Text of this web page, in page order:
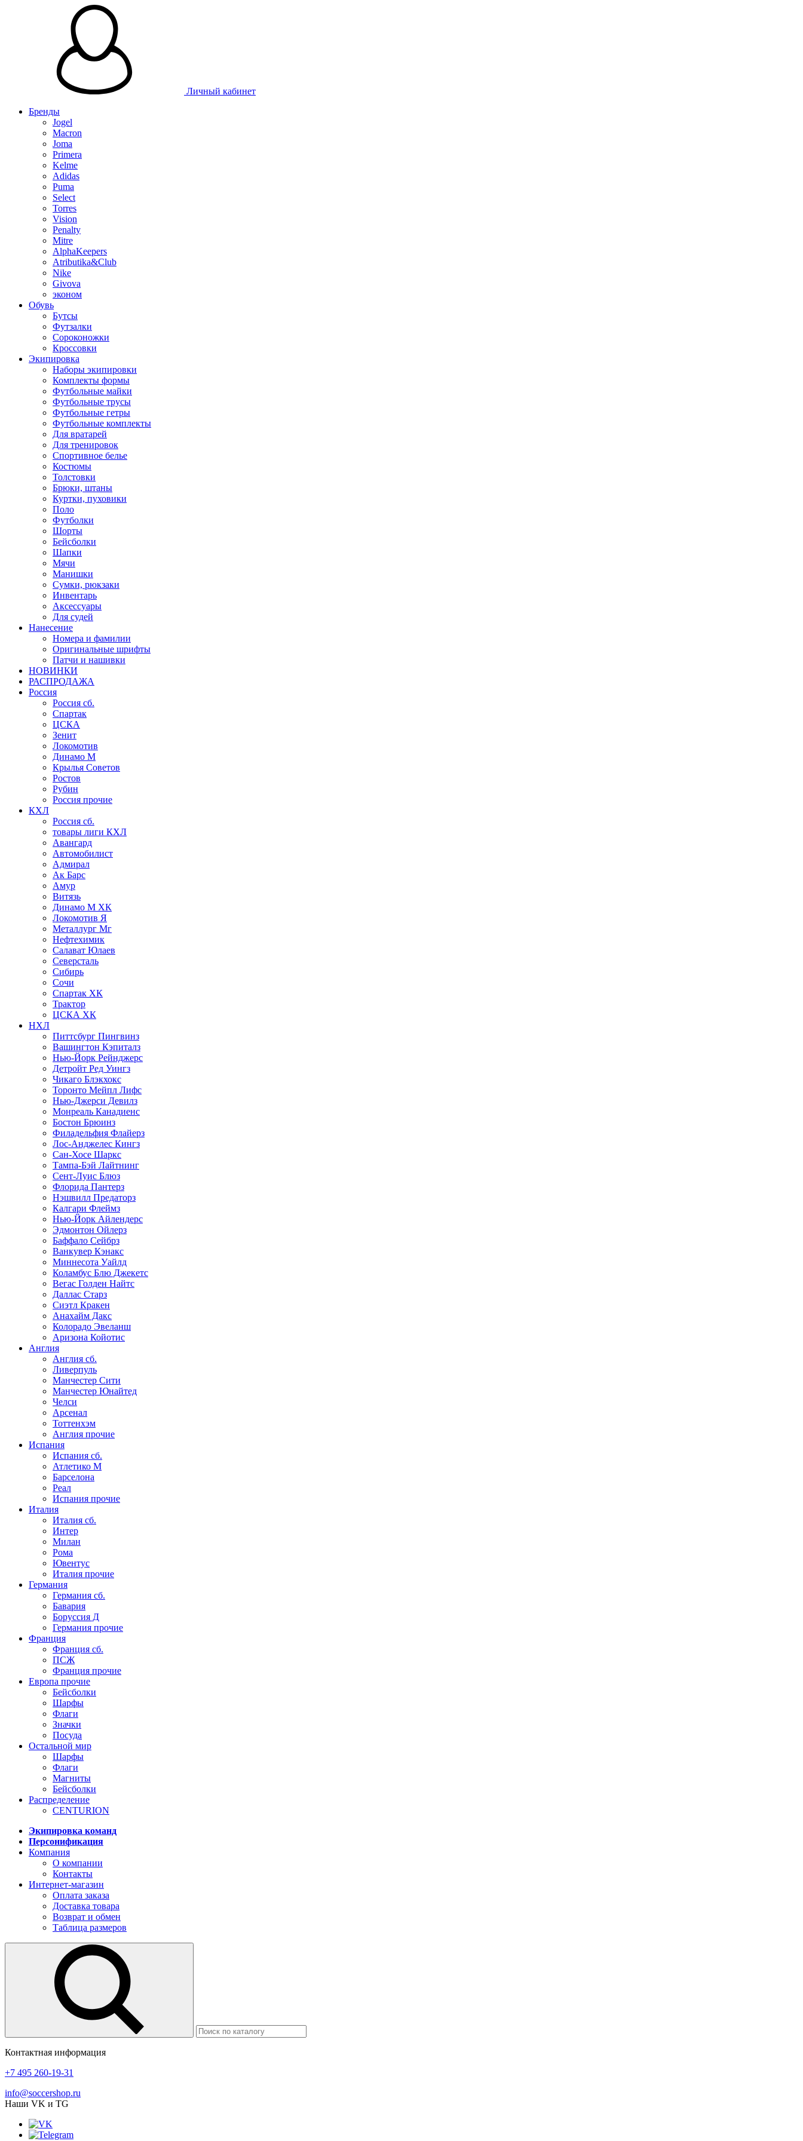
Личный кабинет
Бренды
Jogel
Macron
Joma
Primera
Kelme
Adidas
Puma
Select
Torres
Vision
Penalty
Mitre
AlphaKeepers
Atributika&Club
Nike
Givova
эконом
Обувь
Бутсы
Футзалки
Сороконожки
Кроссовки
Экипировка
Наборы экипировки
Комплекты формы
Футбольные майки
Футбольные трусы
Футбольные гетры
Футбольные комплекты
Для вратарей
Для тренировок
Спортивное белье
Костюмы
Толстовки
Брюки, штаны
Куртки, пуховики
Поло
Футболки
Шорты
Бейсболки
Шапки
Мячи
Манишки
Сумки, рюкзаки
Инвентарь
Аксессуары
Для судей
Нанесение
Номера и фамилии
Оригинальные шрифты
Патчи и нашивки
НОВИНКИ
РАСПРОДАЖА
Россия
Россия сб.
Спартак
ЦСКА
Зенит
Локомотив
Динамо М
Крылья Советов
Ростов
Рубин
Россия прочие
КХЛ
Россия сб.
товары лиги КХЛ
Авангард
Автомобилист
Адмирал
Ак Барс
Амур
Витязь
Динамо М ХК
Локомотив Я
Металлург Мг
Нефтехимик
Салават Юлаев
Северсталь
Сибирь
Сочи
Спартак ХК
Трактор
ЦСКА ХК
НХЛ
Питтсбург Пингвинз
Вашингтон Кэпиталз
Нью-Йорк Рейнджерс
Детройт Ред Уингз
Чикаго Блэкхокс
Торонто Мейпл Лифс
Нью-Джерси Девилз
Монреаль Канадиенс
Бостон Брюинз
Филадельфия Флайерз
Лос-Анджелес Кингз
Сан-Хосе Шаркс
Тампа-Бэй Лайтнинг
Сент-Луис Блюз
Флорида Пантерз
Нэшвилл Предаторз
Калгари Флеймз
Нью-Йорк Айлендерс
Эдмонтон Ойлерз
Баффало Сейбрз
Ванкувер Кэнакс
Миннесота Уайлд
Коламбус Блю Джекетс
Вегас Голден Найтс
Даллас Старз
Сиэтл Кракен
Анахайм Дакс
Колорадо Эвеланш
Аризона Койотис
Англия
Англия сб.
Ливерпуль
Манчестер Сити
Манчестер Юнайтед
Челси
Арсенал
Тоттенхэм
Англия прочие
Испания
Испания сб.
Атлетико М
Барселона
Реал
Испания прочие
Италия
Италия сб.
Интер
Милан
Рома
Ювентус
Италия прочие
Германия
Германия сб.
Бавария
Боруссия Д
Германия прочие
Франция
Франция сб.
ПСЖ
Франция прочие
Европа прочие
Бейсболки
Шарфы
Флаги
Значки
Посуда
Остальной мир
Шарфы
Флаги
Магниты
Бейсболки
Распределение
CENTURION
Экипировка команд
Персонификация
Компания
О компании
Контакты
Интернет-магазин
Оплата заказа
Доставка товара
Возврат и обмен
Таблица размеров
Контактная информация
+7 495 260-19-31
info@soccershop.ru
Наши VK и TG